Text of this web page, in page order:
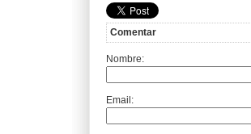
Comentar
Nombre:
Email: